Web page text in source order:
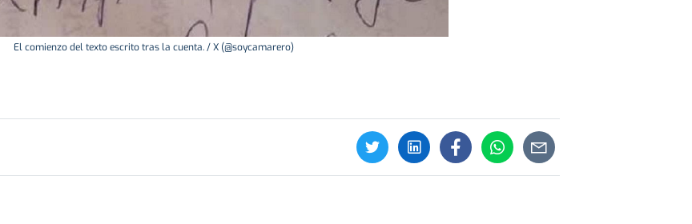
El comienzo del texto escrito tras la cuenta. / X (@soycamarero)